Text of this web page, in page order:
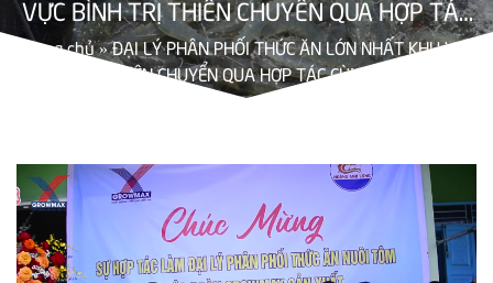
VỰC BÌNH TRỊ THIÊN CHUYỂN QUA HỢP TÁC
CÙNG GROWMAX
Trang chủ»ĐẠI LÝ PHÂN PHỐI THỨC ĂN LỚN NHẤT KHU VỰC
BÌNH TRỊ THIÊN CHUYỂN QUA HỢP TÁC CÙNG GROWMAX